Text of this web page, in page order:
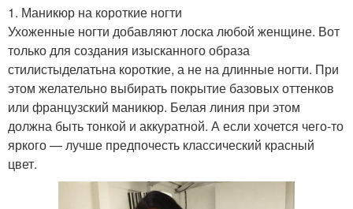
1. Маникюр на короткие ногти
Ухоженные ногти добавляют лоска любой женщине. Вот
только для создания изысканного образа
стилистыделатьна короткие, а не на длинные ногти. При
этом желательно выбирать покрытие базовых оттенков
или французский маникюр. Белая линия при этом
должна быть тонкой и аккуратной. А если хочется чего-то
яркого — лучше предпочесть классический красный
цвет.